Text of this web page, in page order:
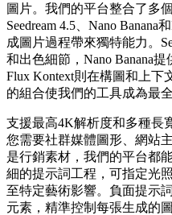
圖片。我們的平台整合了多
Seedream 4.5、Nano
成圖片過程帶來獨特能力。
和出色細節，Nano Banana
Flux Kontext則在構圖和上下
的組合使我們的工具成為最
支援最高4K解析度和多種長
您需要社群媒體圖形、網站
是行銷素材，我們的平台都
細的提示詞工程，可指定光
至特定藝術影響。負面提示
元素，精準控制每張生成的圖